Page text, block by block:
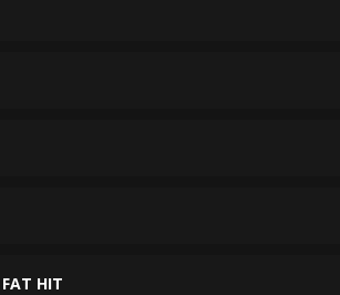
FAT HIT